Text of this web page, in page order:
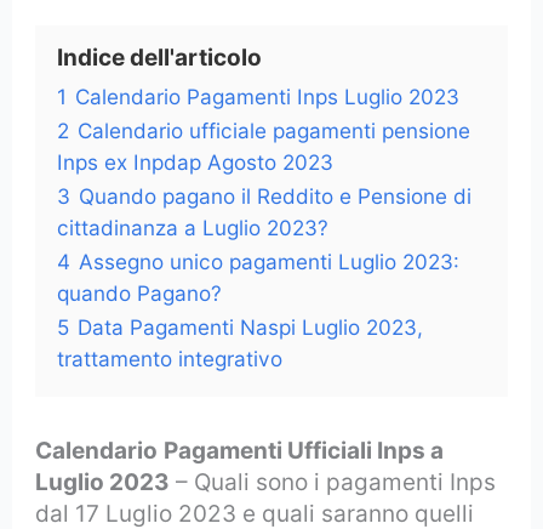
Indice dell'articolo
1 Calendario Pagamenti Inps Luglio 2023
2 Calendario ufficiale pagamenti pensione
Inps ex Inpdap Agosto 2023
3 Quando pagano il Reddito e Pensione di
cittadinanza a Luglio 2023?
4 Assegno unico pagamenti Luglio 2023:
quando Pagano?
5 Data Pagamenti Naspi Luglio 2023,
trattamento integrativo
Calendario Pagamenti Ufficiali Inps a
Luglio 2023 – Quali sono i pagamenti Inps
dal 17 Luglio 2023 e quali saranno quelli